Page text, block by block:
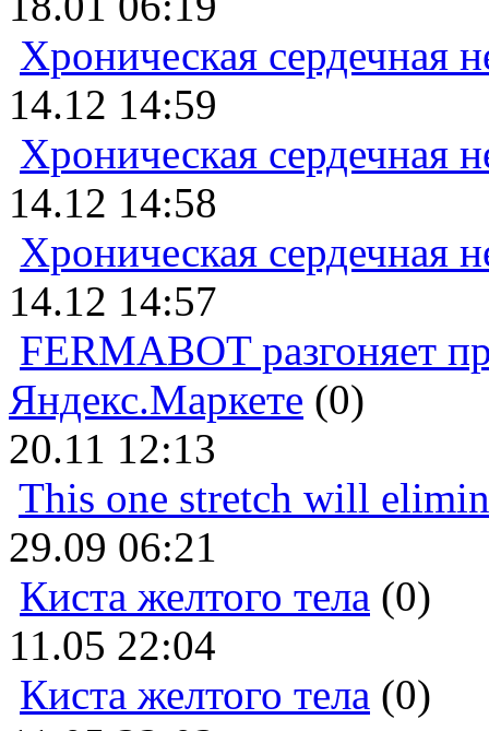
Хроническая сердечная
14.12 14:59
Хроническая сердечная
14.12 14:58
Хроническая сердечная
14.12 14:57
FERMABOT разгоняет
Яндекс.Маркете (0)
20.11 12:13
This one stretch will
29.09 06:21
Киста желтого тела (0)
11.05 22:04
Киста желтого тела (0)